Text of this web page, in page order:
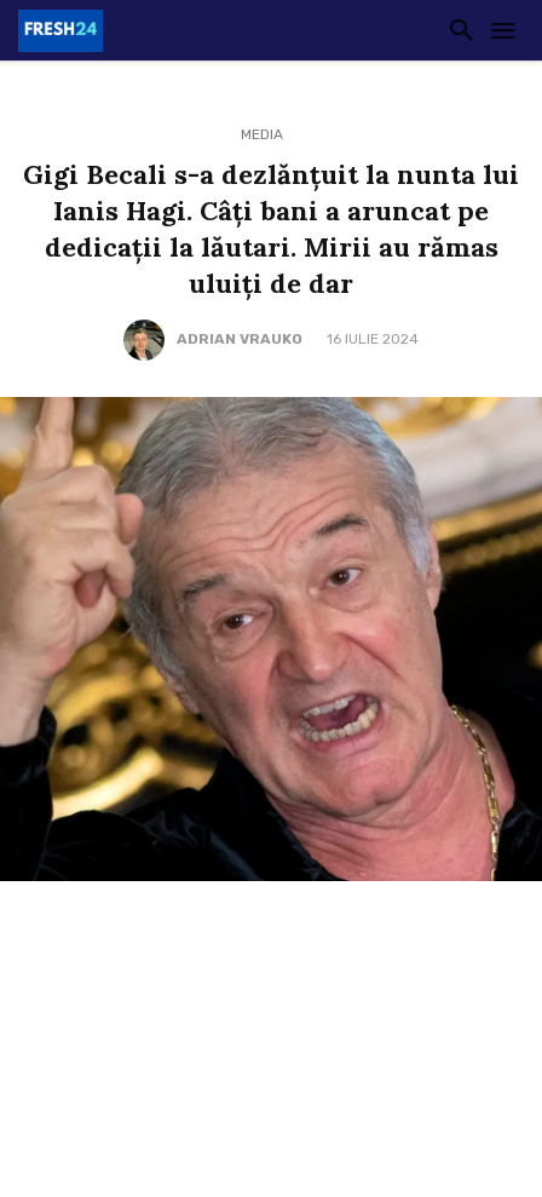
MEDIA
Gigi Becali s-a dezlănțuit la nunta lui
Ianis Hagi. Câți bani a aruncat pe
dedicații la lăutari. Mirii au rămas
uluiți de dar
ADRIAN VRAUKO 16 IULIE 2024